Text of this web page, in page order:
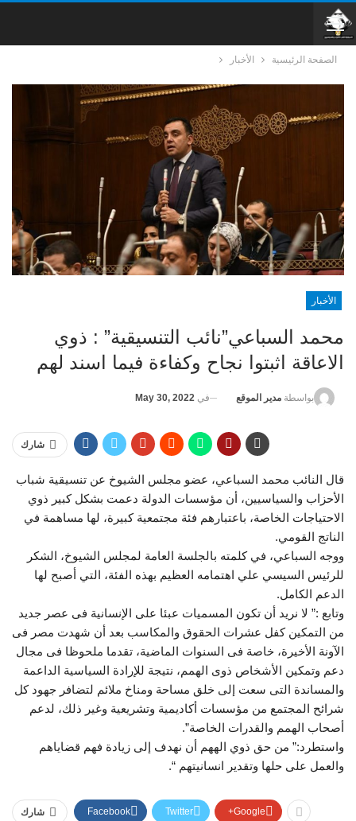
الصفحة الرئيسية الأخبار
الأخبار
محمد السباعي”نائب التنسيقية” : ذوي
الاعاقة اثبتوا نجاح وكفاءة فيما اسند لهم
بواسطة مدير الموقع في May 30, 2022
شارك
قال النائب محمد السباعي، عضو مجلس الشيوخ عن تنسيقية شباب
الأحزاب والسياسيين، أن مؤسسات الدولة دعمت بشكل كبير ذوي
الاحتياجات الخاصة، باعتبارهم فئة مجتمعية كبيرة، لها مساهمة في
الناتج القومي.
ووجه السباعي، في كلمته بالجلسة العامة لمجلس الشيوخ، الشكر
للرئيس السيسي علي اهتمامه العظيم بهذه الفئة، التي أصبح لها
الدعم الكامل.
وتابع :” لا نريد أن تكون المسميات عبئا على الإنسانية فى عصر جديد
من التمكين كفل عشرات الحقوق والمكاسب بعد أن شهدت مصر فى
الآونة الأخيرة، خاصة فى السنوات الماضية، تقدما ملحوظا فى مجال
دعم وتمكين الأشخاص ذوى الهمم، نتيجة للإرادة السياسية الداعمة
والمساندة التى سعت إلى خلق مساحة ومناخ ملائم لتضافر جهود كل
شرائح المجتمع من مؤسسات أكاديمية وتشريعية وغير ذلك، لدعم
أصحاب الهمم والقدرات الخاصة”.
واستطرد:” من حق ذوي الههم أن نهدف إلى زيادة فهم قضاياهم
والعمل على حلها وتقدير انسانيتهم “.
شارك Facebook Twitter Google+